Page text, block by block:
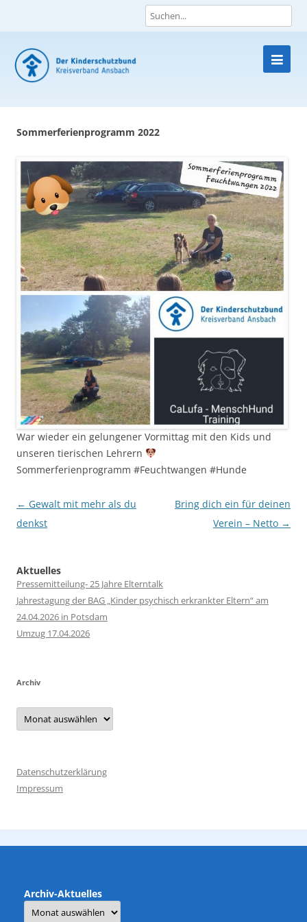
Skip
content
Sommerferienprogramm 2022
War wieder ein gelungener Vormittag mit den Kids und
unseren tierischen Lehrern
Sommerferienprogramm #Feuchtwangen #Hunde
Post
navigation
← Gewalt mit mehr als du
denkst
Bring dich ein für deinen
Verein – Netto →
Aktuelles
Pressemitteilung- 25 Jahre Elterntalk
Jahrestagung der BAG „Kinder psychisch erkrankter Eltern“ am
24.04.2026 in Potsdam
Umzug 17.04.2026
Archiv
Archiv
Datenschutzerklärung
Impressum
Archiv-Aktuelles
Archiv